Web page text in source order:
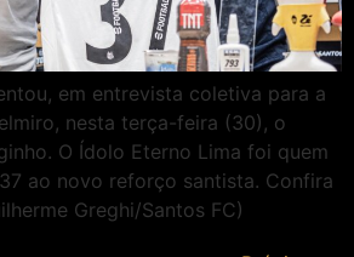
em entrevista coletiva para a
nesta terça-feira (30), o
O Ídolo Eterno Lima foi quem
ao novo reforço santista. Confira
Greghi/Santos FC)